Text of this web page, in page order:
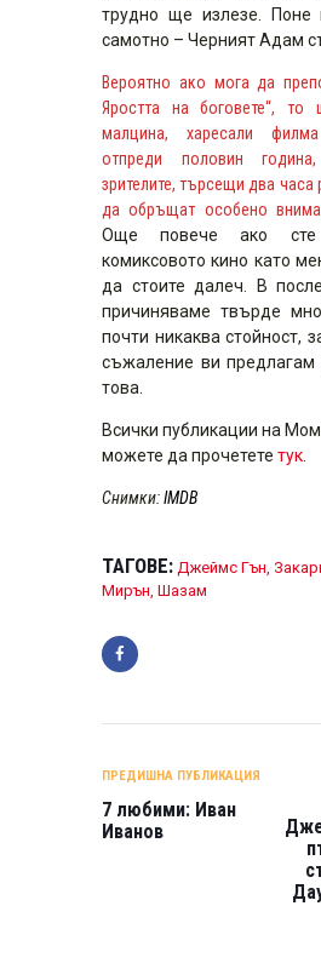
трудно ще излезе.
самотно – Черният Адам
Вероятно ако мога да
Яростта на боговете“,
малцина, харесали
отпреди половин
зрителите, търсещи два часа
да обръщат особено
Още повече ако
комиксовото кино като
да стоите далеч. В
причиняваме твърде
почти никаква стойност,
съжаление ви предлагам
това.
Всички публикации на
можете да прочетете тук
Снимки:IMDB
ТАГОВЕ: Джеймс Гън,
Мирън, Шазам
ПРЕДИШНА ПУБЛИКАЦИЯ
7 любими: Иван
Иванов